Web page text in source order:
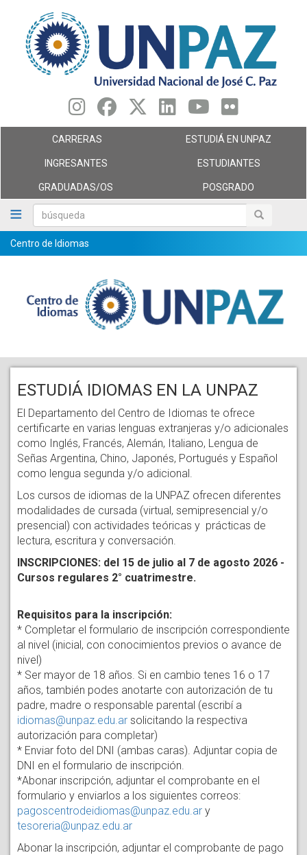
contenido
principal
búsqueda búsqueda
CARRERAS ESTUDIÁ EN UNPAZ
INGRESANTES ESTUDIANTES
GRADUADAS/OS POSGRADO
Centro de Idiomas
ESTUDIÁ IDIOMAS EN LA UNPAZ
El Departamento del Centro de Idiomas te ofrece
certificarte en varias lenguas extranjeras y/o adicionales
como Inglés, Francés, Alemán, Italiano, Lengua de
Señas Argentina, Chino, Japonés, Portugués y Español
como lengua segunda y/o adicional.
Los cursos de idiomas de la UNPAZ ofrecen diferentes
modalidades de cursada (virtual, semipresencial y/o
presencial) con actividades teóricas y prácticas de
lectura, escritura y conversación.
INSCRIPCIONES: del 15 de julio al 7 de agosto 2026 -
Cursos regulares 2° cuatrimestre.
Requisitos para la inscripción:
* Completar el formulario de inscripción correspondiente
al nivel (inicial, con conocimientos previos o avance de
nivel)
* Ser mayor de 18 años. Si en cambio tenes 16 o 17
años, también podes anotarte con autorización de tu
padre, madre o responsable parental (escribí a
idiomas@unpaz.edu.ar solicitando la respectiva
autorización para completar)
* Enviar foto del DNI (ambas caras). Adjuntar copia de
DNI en el formulario de inscripción.
*Abonar inscripción, adjuntar el comprobante en el
formulario y enviarlos a los siguientes correos:
pagoscentrodeidiomas@unpaz.edu.ar y
tesoreria@unpaz.edu.ar
Abonar la inscripción, adjuntar el comprobante de pago